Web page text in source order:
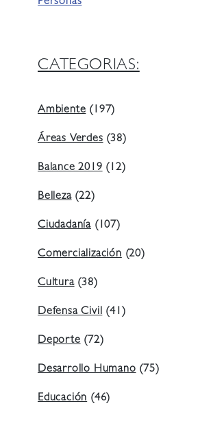
Personas
CATEGORIAS:
Ambiente(197)
Áreas Verdes(38)
Balance 2019(12)
Belleza(22)
Ciudadanía (107)
Comercialización(20)
Cultura(38)
Defensa Civil(41)
Deporte(72)
Desarrollo Humano(75)
Educación(46)